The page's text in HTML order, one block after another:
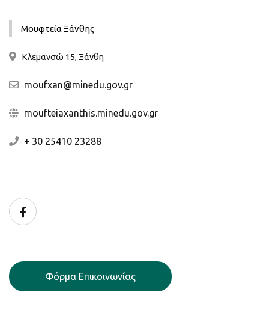
Μουφτεία Ξάνθης
Κλεμανσώ 15, Ξάνθη
moufxan@minedu.gov.gr
moufteiaxanthis.minedu.gov.gr
+ 30 25410 23288
Φόρμα Επικοινωνίας